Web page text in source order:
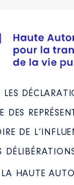
LES
DES
DE
LA HAUTE